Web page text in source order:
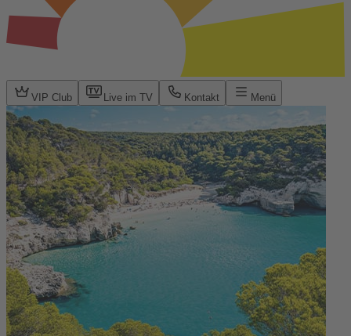
VIP Club Live im TV Kontakt Menü